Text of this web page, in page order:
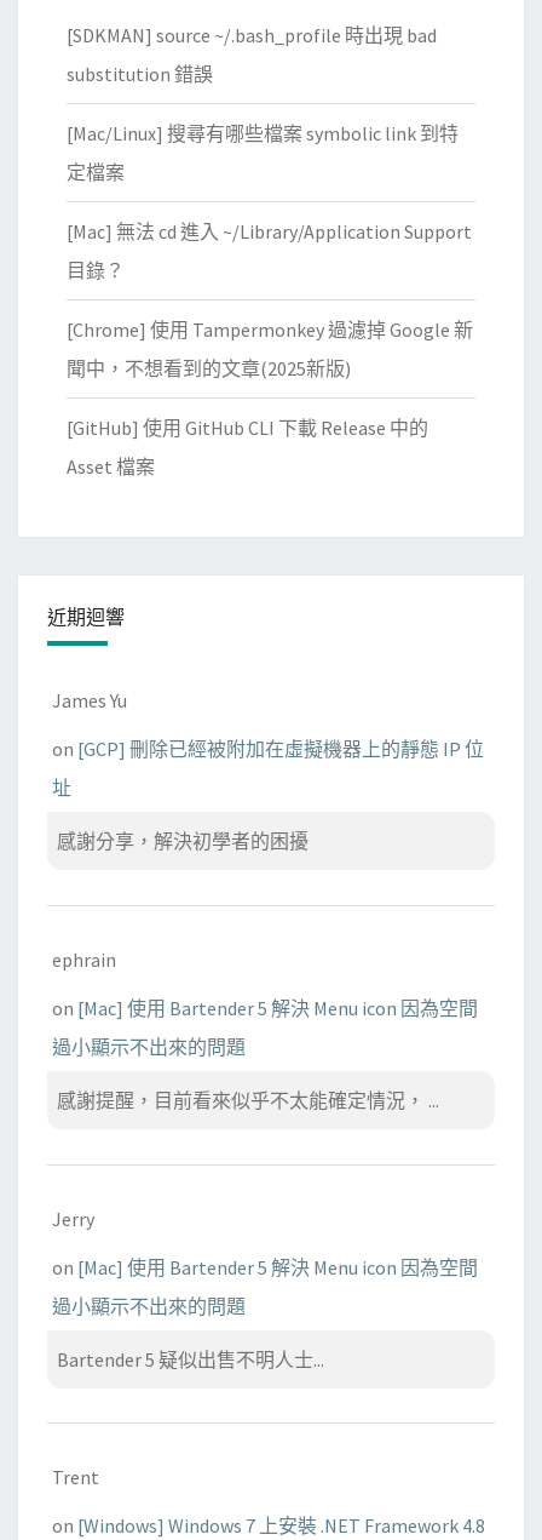
[SDKMAN] source ~/.bash_profile 時出現 bad
substitution 錯誤
[Mac/Linux] 搜尋有哪些檔案 symbolic link 到特
定檔案
[Mac] 無法 cd 進入 ~/Library/Application Support
目錄？
[Chrome] 使用 Tampermonkey 過濾掉 Google 新
聞中，不想看到的文章(2025新版)
[GitHub] 使用 GitHub CLI 下載 Release 中的
Asset 檔案
近期迴響
James Yu
on [GCP] 刪除已經被附加在虛擬機器上的靜態 IP 位
址
感謝分享，解決初學者的困擾
ephrain
on [Mac] 使用 Bartender 5 解決 Menu icon 因為空間
過小顯示不出來的問題
感謝提醒，目前看來似乎不太能確定情況， ...
Jerry
on [Mac] 使用 Bartender 5 解決 Menu icon 因為空間
過小顯示不出來的問題
Bartender 5 疑似出售不明人士...
Trent
on [Windows] Windows 7 上安裝 .NET Framework 4.8